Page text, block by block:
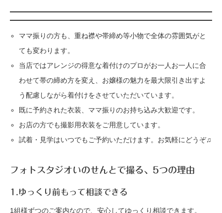
ママ振りの方も、重ね襟や帯締め等小物で全体の雰囲気がと
ても変わります。
当店ではアレンジの得意な着付けのプロがお一人お一人に合
わせて帯の締め方を変え、お嬢様の魅力を最大限引き出すよ
う配慮しながら着付けをさせていただいています。
既に予約された衣装、ママ振りのお持ち込み大歓迎です。
お店の方でも撮影用衣装をご用意しています。
試着・見学はいつでもご予約いただけます。お気軽にどうぞ♫
フォトスタジオいのせんとで撮る、5つの理由
1.ゆっくり前もって相談できる
1組様ずつのご案内なので、安心してゆっくり相談できます。